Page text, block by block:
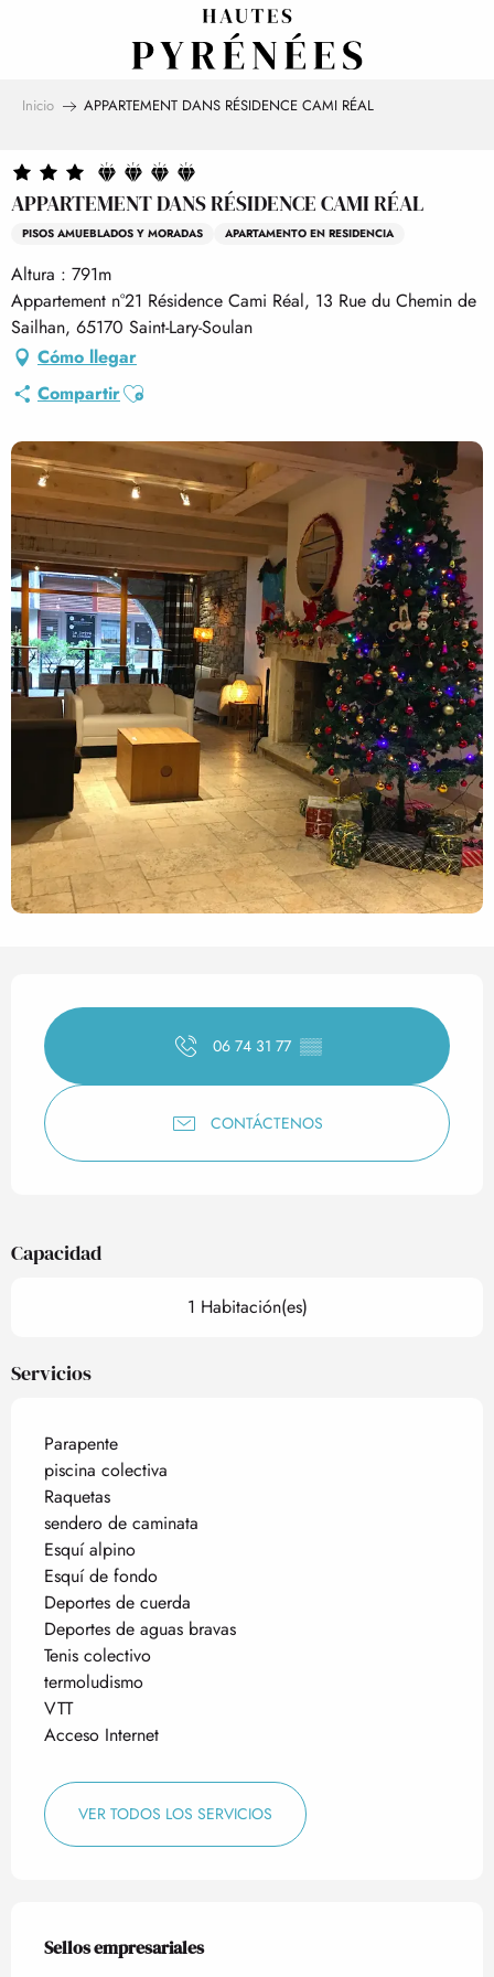
Inicio APPARTEMENT DANS RÉSIDENCE CAMI RÉAL
APPARTEMENT DANS RÉSIDENCE CAMI RÉAL
PISOS AMUEBLADOS Y MORADAS APARTAMENTO EN RESIDENCIA
Altura : 791m
Appartement n°21 Résidence Cami Réal, 13 Rue du Chemin de
Sailhan, 65170 Saint-Lary-Soulan
Cómo llegar
CompartirAjouter aux favoris
Horarios y datos de
06 74 31 77 ▒▒
CONTÁCTENOS
Capacidad
1 Habitación(es)
Servicios
Parapente
piscina colectiva
Raquetas
sendero de caminata
Esquí alpino
Esquí de fondo
Deportes de cuerda
Deportes de aguas bravas
Tenis colectivo
termoludismo
VTT
Acceso Internet
VER TODOS LOS SERVICIOS
Oferta de prestaciones
Sellos empresariales
Sellos empresariales